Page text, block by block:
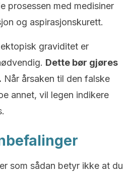
prosessen med medisiner
og aspirasjonskurett.
graviditet er
Dette bør gjøres
Når årsaken til den falske
annet, vil legen indikere
som sådan betyr ikke at du